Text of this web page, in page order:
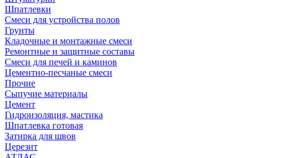
Шпатлевки
Смеси для устройства полов
Грунты
Кладочные и монтажные смеси
Ремонтные и защитные составы
Смеси для печей и каминов
Цементно-песчаные смеси
Прочие
Сыпучие материалы
Цемент
Гидроизоляция, мастика
Шпатлевка готовая
Затирка для швов
Церезит